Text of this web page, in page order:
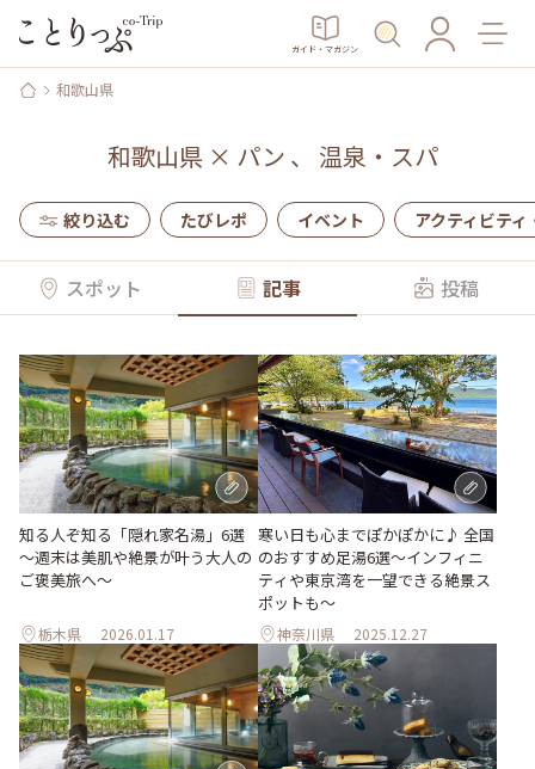
ガイド・マガジン
和歌山県
和歌山県× パン 、 温泉・スパ
絞り込む たびレポ イベント アクティビティ
スポット 記事 投稿
知る人ぞ知る「隠れ家名湯」6選
～週末は美肌や絶景が叶う大人の
ご褒美旅へ～
栃木県 2026.01.17
寒い日も心までぽかぽかに♪ 全国
のおすすめ足湯6選～インフィニ
ティや東京湾を一望できる絶景ス
ポットも～
神奈川県 2025.12.27